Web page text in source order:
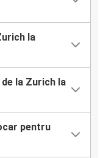
la
la Zurich la
pentru